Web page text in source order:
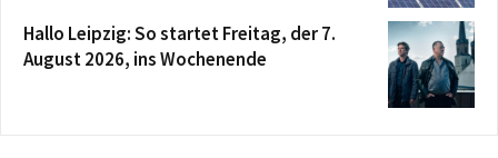
Hallo Leipzig: So startet Freitag, der 7.
August 2026, ins Wochenende